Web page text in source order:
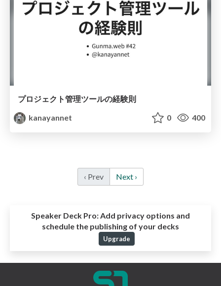
プロジェクト管理ツールの経験則
kanayannet
0 400
‹ Prev Next ›
Speaker Deck Pro:Add privacy options and
schedule the publishing of your decks
Upgrade